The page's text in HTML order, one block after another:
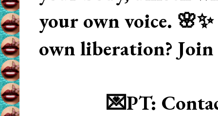
your own voice.
own liberation? Join
💌PT: